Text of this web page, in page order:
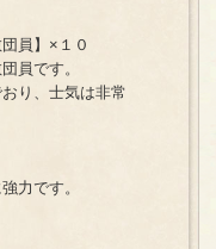
員】×１０
員です。
り、士気は非常
力です。